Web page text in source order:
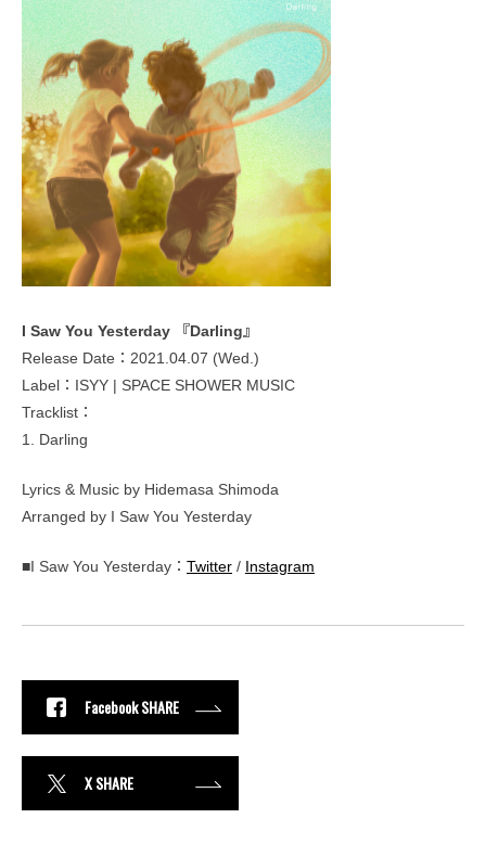
I Saw You Yesterday 『Darling』
Release Date：2021.04.07 (Wed.)
Label：ISYY | SPACE SHOWER MUSIC
Tracklist：
1. Darling
Lyrics & Music by Hidemasa Shimoda
Arranged by I Saw You Yesterday
■I Saw You Yesterday： Twitter / Instagram
Facebook SHARE
X SHARE